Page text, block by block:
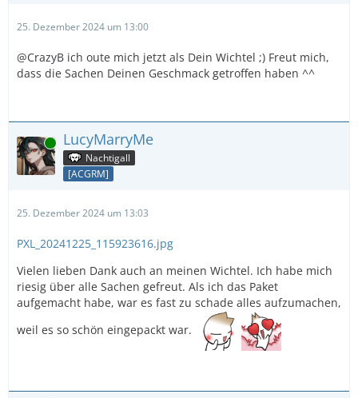
25. Dezember 2024 um 13:00
@CrazyB ich oute mich jetzt als Dein Wichtel ;) Freut mich,
dass die Sachen Deinen Geschmack getroffen haben ^^
Online LucyMarryMe
Nachtigall
[ACGRM]
25. Dezember 2024 um 13:03
PXL_20241225_115923616.jpg
Vielen lieben Dank auch an meinen Wichtel. Ich habe mich
riesig über alle Sachen gefreut. Als ich das Paket
aufgemacht habe, war es fast zu schade alles aufzumachen,
weil es so schön eingepackt war.